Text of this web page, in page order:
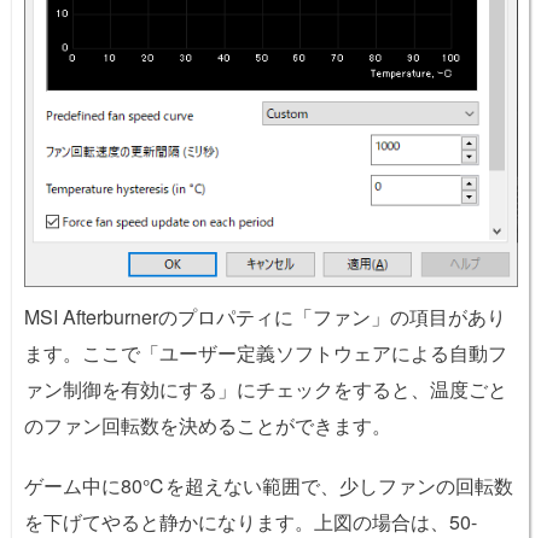
MSI Afterburnerのプロパティに「ファン」の項目があり
ます。ここで「ユーザー定義ソフトウェアによる自動フ
ァン制御を有効にする」にチェックをすると、温度ごと
のファン回転数を決めることができます。
ゲーム中に80℃を超えない範囲で、少しファンの回転数
を下げてやると静かになります。上図の場合は、50-